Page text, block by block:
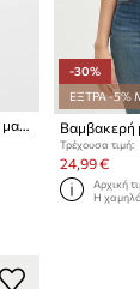
Βαμβακερή μπλούζα με μακριά μανίκια Levi's
-30%
ΕΞΤΡΑ -5%
Τρέχουσα τιμή:
24,99 €
Αρχική
Η